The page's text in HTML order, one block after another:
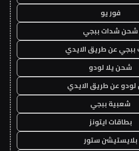
فور يو
شحن شدات ببجي
عن طريق الايدي
شحن يلا لودو
عن طريق الايدي
شعبية ببجي
بطاقات ايتونز
بلايستيشن ستور